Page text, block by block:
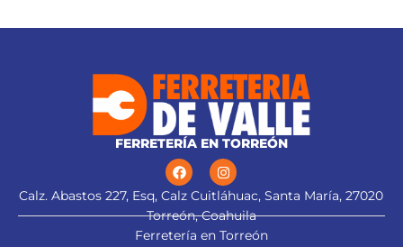
3-1/4N, CEPEL-3-1/4A4 y CEPEL-3-
Este producto sustituye a: CU-
CEPEL-3-1/4X (13092)
FERRETERÍA EN TORREÓN
Calz. Abastos 227, Esq, Calz Cuitláhuac, Santa María, 27020
Torreón, Coahuila
Ferretería en Torreón